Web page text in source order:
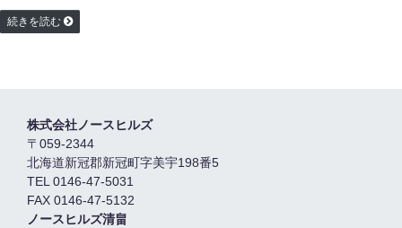
続きを読む
株式会社ノースヒルズ
〒059-2344
北海道新冠郡新冠町字美宇198番5
TEL 0146-47-5031
FAX 0146-47-5132
ノースヒルズ清畠